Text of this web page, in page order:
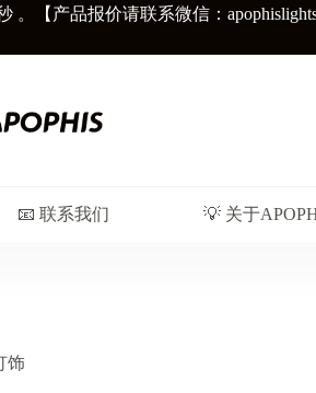
。【产品报价请联系微信：
📧 联系我们 💡 关于
饰